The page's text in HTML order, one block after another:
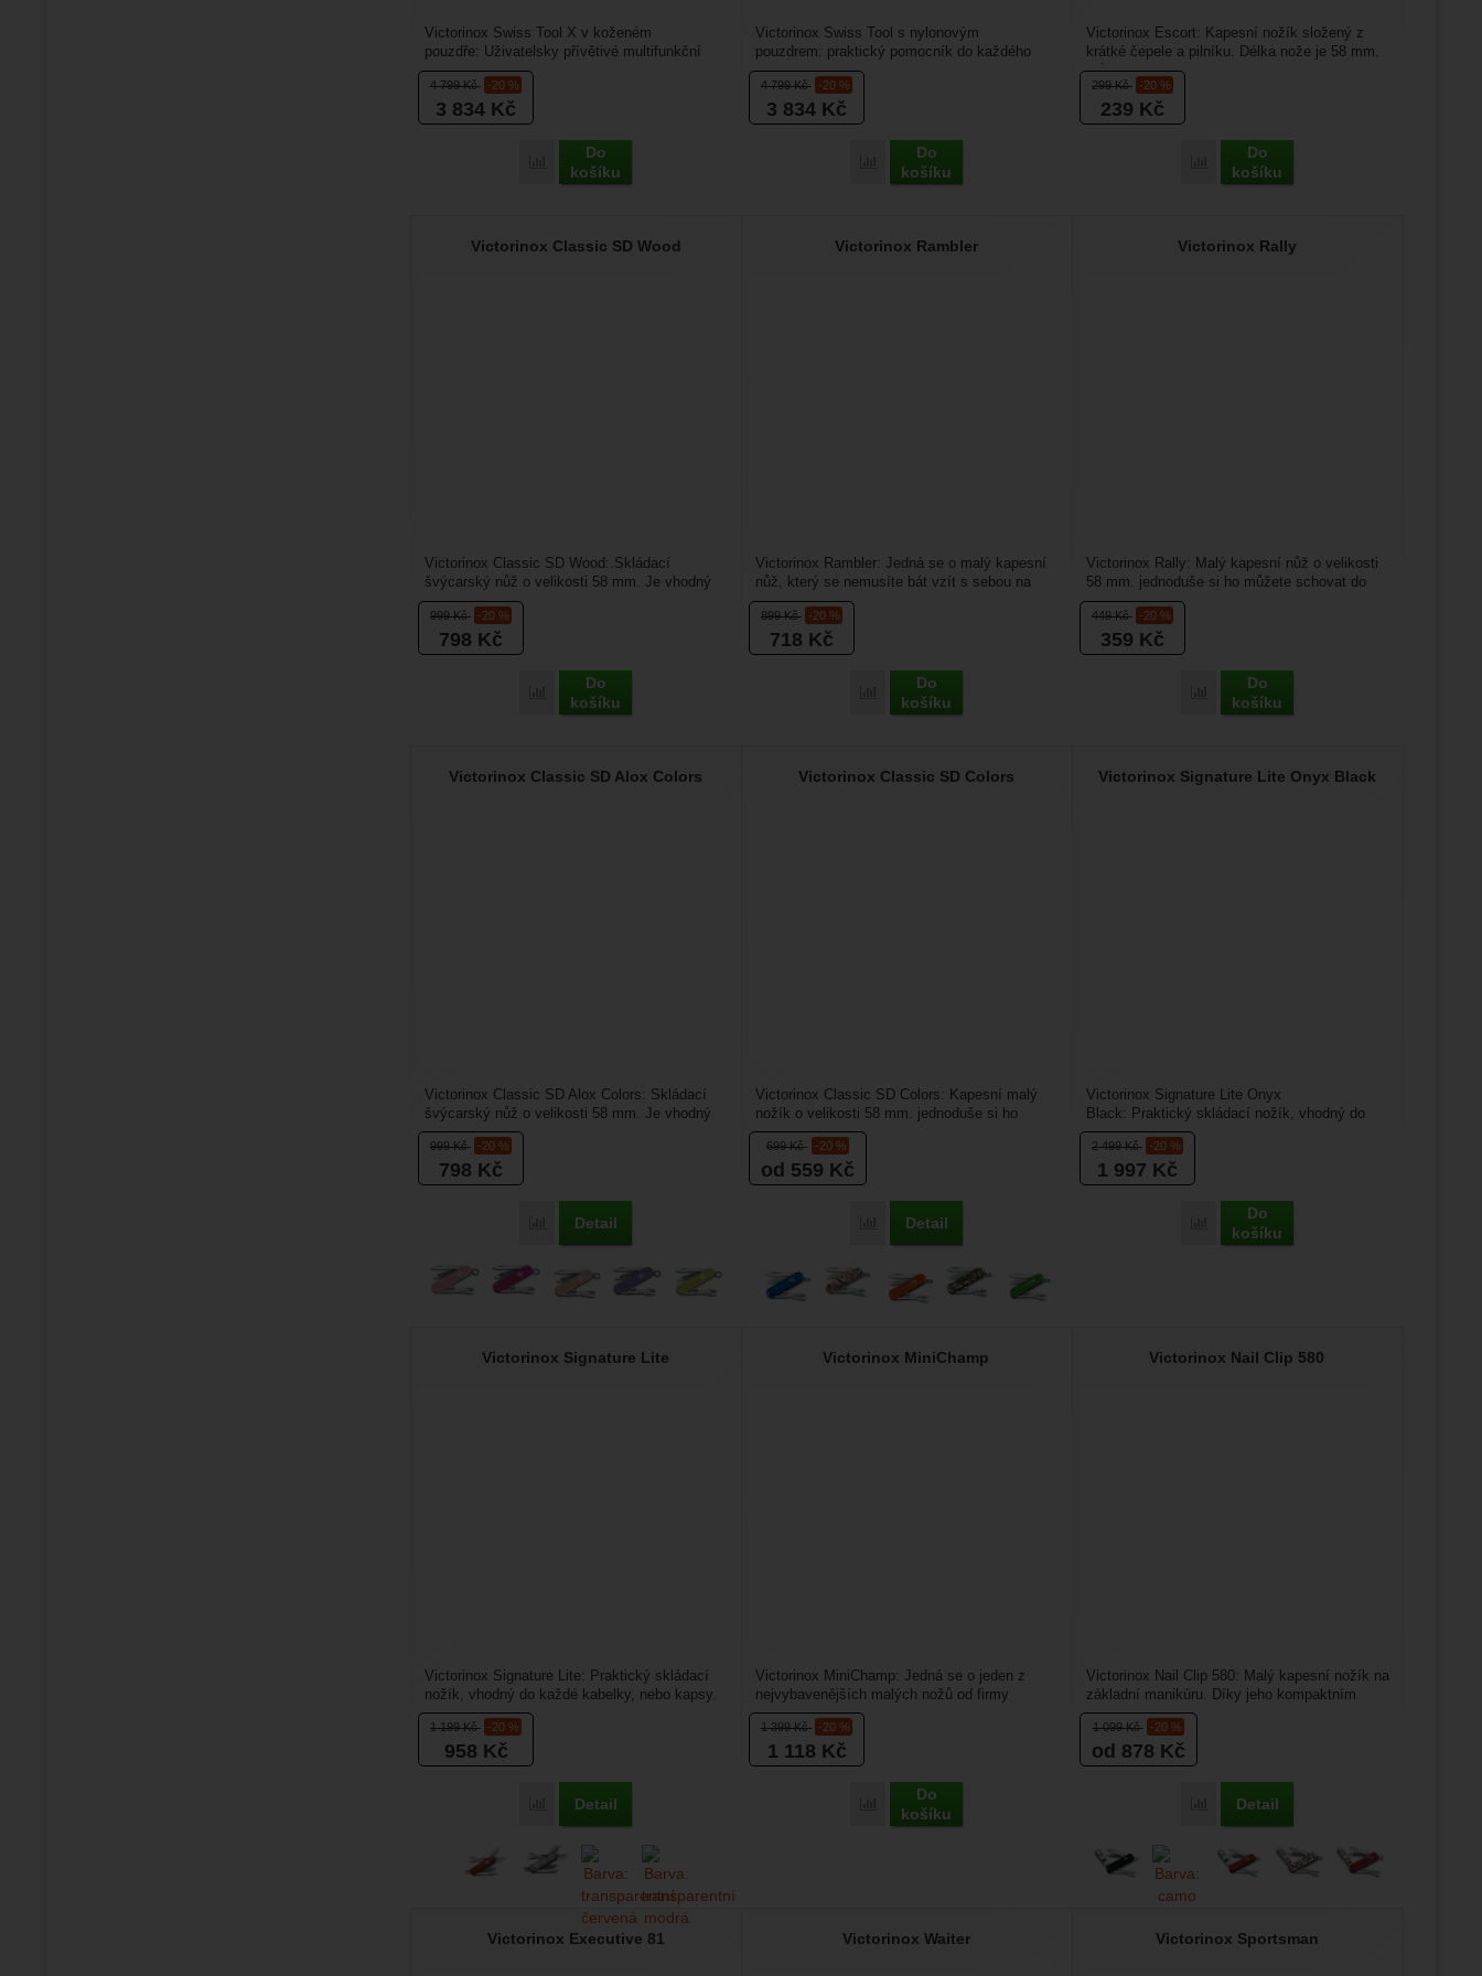
4 799Kč -20 %
3 834 Kč
Přidat 'Victorinox Swiss Tool X v koženém pouzdře' k porovnání
Do
košíku
Victorinox Swiss Tool X v koženém
pouzdře: Uživatelsky přívětivé multifunkční
kleště, které byly navrženy...
4 799Kč -20 %
3 834 Kč
Přidat 'Victorinox Swiss Tool s nylonovým pouzdrem' k porovnání
Do
košíku
Victorinox Swiss Tool s nylonovým
pouzdrem: praktický pomocník do každého
batohu na túru, kempování,...
299Kč -20 %
239 Kč
Přidat 'Victorinox Escort' k porovnání
Do
košíku
Victorinox Escort: Kapesní nožík složený z
krátké čepele a pilníku. Délka nože je 58 mm.
Můžete si ho...
Victorinox Classic SD Wood
999Kč -20 %
798 Kč
Přidat 'Victorinox Classic SD Wood' k porovnání
Do
košíku
Victorinox Classic SD Wood:.Skládací
švýcarský nůž o velikosti 58 mm. Je vhodný
jako přívěsek na klíče,...
Victorinox Rambler
899Kč -20 %
718 Kč
Přidat 'Victorinox Rambler' k porovnání
Do
košíku
Victorinox Rambler: Jedná se o malý kapesní
nůž, který se nemusíte bát vzít s sebou na
toulky do přírody. ...
Victorinox Rally
449Kč -20 %
359 Kč
Přidat 'Victorinox Rally' k porovnání
Do
košíku
Victorinox Rally: Malý kapesní nůž o velikosti
58 mm. jednoduše si ho můžete schovat do
kapsy, nebo přidělat...
Victorinox Classic SD Alox Colors
999Kč -20 %
798 Kč
Přidat 'Victorinox Classic SD Alox Colors' k porovnání
Detail
Victorinox Classic SD Alox Colors: Skládací
švýcarský nůž o velikosti 58 mm. Je vhodný
jako přívěsek...
Victorinox Classic SD Colors
699Kč -20 %
od 559 Kč
Přidat 'Victorinox Classic SD Colors' k porovnání
Detail
Victorinox Classic SD Colors: Kapesní malý
nožík o velikosti 58 mm. jednoduše si ho
můžete připnout na...
Victorinox Signature Lite Onyx Black
2 499Kč -20 %
1 997 Kč
Přidat 'Victorinox Signature Lite Onyx
Do
košíku
Victorinox Signature Lite Onyx
Black: Praktický skládací nožík, vhodný do
každé kabelky, nebo kapsy....
Victorinox Signature Lite
1 199Kč -20 %
958 Kč
Přidat 'Victorinox Signature Lite' k porovnání
Detail
Victorinox Signature Lite: Praktický skládací
nožík, vhodný do každé kabelky, nebo kapsy.
Nabízí spoustu...
Victorinox MiniChamp
1 399Kč -20 %
1 118 Kč
Přidat 'Victorinox MiniChamp' k porovnání
Do
košíku
Victorinox MiniChamp: Jedná se o jeden z
nejvybavenějších malých nožů od firmy
Victorinox. Najdete zde...
Victorinox Nail Clip 580
1 099Kč -20 %
od 878 Kč
Přidat 'Victorinox Nail Clip 580' k
Detail
Victorinox Nail Clip 580: Malý kapesní nožík na
základní manikúru. Díky jeho kompaktním
rozměrům se vám...
Victorinox Executive 81 Victorinox Waiter Victorinox Sportsman